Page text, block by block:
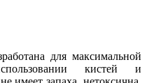
для максимальной
кистей и